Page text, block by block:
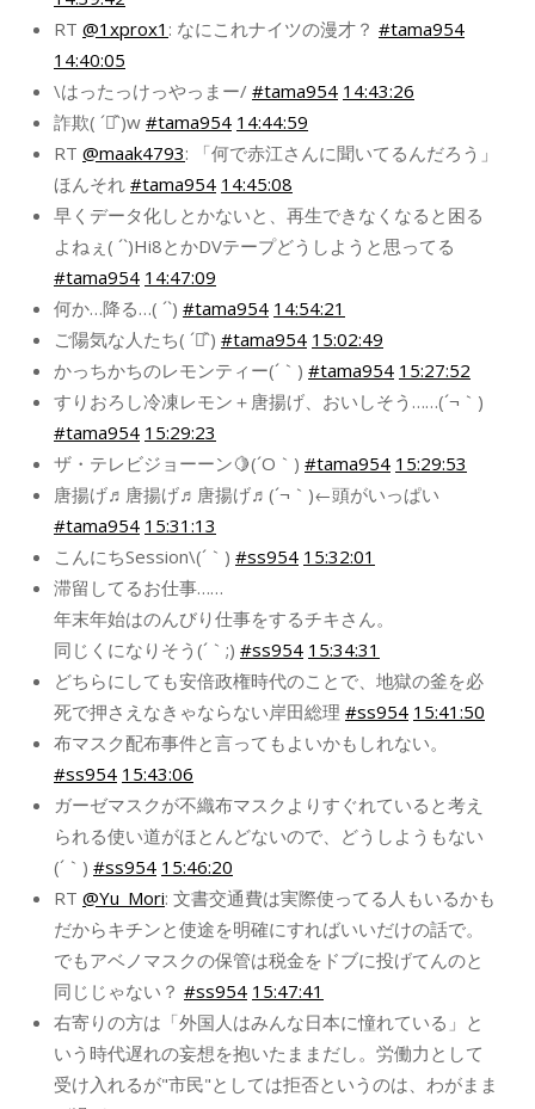
RT @1xprox1 : なにこれナイツの漫才？ #tama954
14:40:05
\はったっけっやっまー/ #tama954 14:43:26
詐欺( ´◡͐`)w #tama954 14:44:59
RT @maak4793: 「何で赤江さんに聞いてるんだろう」
ほんそれ #tama954 14:45:08
早くデータ化しとかないと、再生できなくなると困る
よねぇ( ´`)Hi8とかDVテープどうしようと思ってる
#tama954 14:47:09
何か…降る…( ´`) #tama954 14:54:21
ご陽気な人たち( ´◡͐`) #tama954 15:02:49
かっちかちのレモンティー(´｀) #tama954 15:27:52
すりおろし冷凍レモン＋唐揚げ、おいしそう……(´¬｀)
#tama954 15:29:23
ザ・テレビジョーーン🍋(´O｀) #tama954 15:29:53
唐揚げ♬唐揚げ♬唐揚げ♬(´¬｀)←頭がいっぱい
#tama954 15:31:13
こんにちSession\(´｀) #ss954 15:32:01
滞留してるお仕事……
年末年始はのんびり仕事をするチキさん。
同じくになりそう(´｀;) #ss954 15:34:31
どちらにしても安倍政権時代のことで、地獄の釜を必
死で押さえなきゃならない岸田総理 #ss954 15:41:50
布マスク配布事件と言ってもよいかもしれない。
#ss954 15:43:06
ガーゼマスクが不織布マスクよりすぐれていると考え
られる使い道がほとんどないので、どうしようもない
(´｀) #ss954 15:46:20
RT @Yu_Mori: 文書交通費は実際使ってる人もいるかも
だからキチンと使途を明確にすればいいだけの話で。
でもアベノマスクの保管は税金をドブに投げてんのと
同じじゃない？ #ss954 15:47:41
右寄りの方は「外国人はみんな日本に憧れている」と
いう時代遅れの妄想を抱いたままだし。労働力として
受け入れるが"市民"としては拒否というのは、わがまま